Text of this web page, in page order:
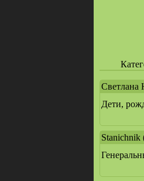
Светлана
Дети,
Stanichnik